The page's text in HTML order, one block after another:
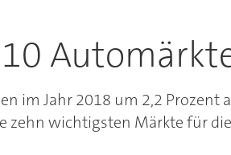
im Jahr 2018 um 2,2 Prozent
zehn wichtigsten Märkte für